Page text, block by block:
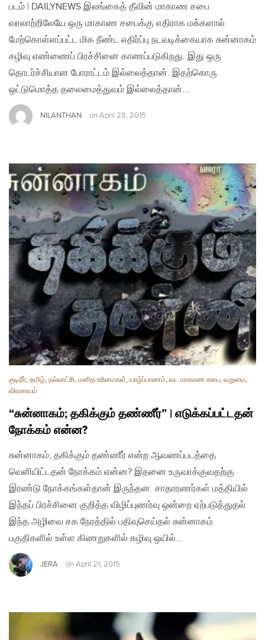
படம் | DAILYNEWS இலங்கைத் தீவின் மாகாண சபை
வரலாற்றிலேயே ஒரு மாகாண சபைக்கு எதிராக மக்களால்
மேற்கொள்ளப்பட்ட மிக நீண்ட எதிர்ப்பு நடவடிக்கையாக சுன்னாகம்
கழிவு எண்ணைப் பிரச்சினை காணப்படுகிறது. இது ஒரு
தொடர்ச்சியான போராட்டம் இல்லைத்தான். இதற்கொரு
ஒட்டுமொத்த தலைமைத்துவம் இல்லைத்தான்….
NILANTHAN on April 28, 2015
குடிநீர், தமிழ், நல்லாட்சி, மனித உரிமைகள், யாழ்ப்பாணம், வட மாகாண சபை, வறுமை,
விவசாயம்
“சுன்னாகம்; தகிக்கும் தண்ணீர்” | எடுக்கப்பட்டதன்
நோக்கம் என்ன?
சுன்னாகம்; தகிக்கும் தண்ணீர் என்ற ஆவணப்படத்தை
வெளியிட்டதன் நோக்கம் என்ன? இதனை உருவாக்குவதற்கு
இரண்டு நோக்கங்கள்தான் இருந்தன. சாதாரணர்கள் மத்தியில்
இந்தப் பிரச்சினை குறித்த விழிப்புணர்வு ஒன்றை ஏற்படுத்துதல்
இந்த அழிவை சக நேரத்தில் பதிவுசெய்தல் சுன்னாகம்
பகுதிகளில் உள்ள கிணறுகளில் கழிவு ஒயில்…
JERA on April 21, 2015